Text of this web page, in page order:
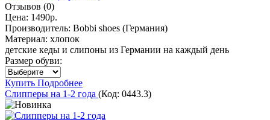
Отзывов (0)
Цена: 1490р.
Производитель: Bobbi shoes (Германия)
Материал: хлопок
детские кеды и слипоны из Германии на каждый день
Размер обуви:
Купить Подробнее
Слипперы на 1-2 года (Код: 0443.3)